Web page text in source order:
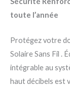
toute l’année
Protégez votre
Solaire Sans Fil .
intégrable au
haut décibels est